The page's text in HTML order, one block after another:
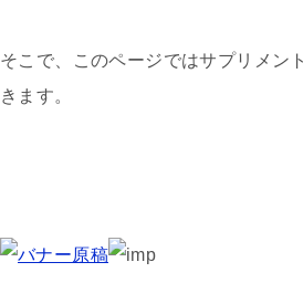
そこで、このページではサプリメン
きます。